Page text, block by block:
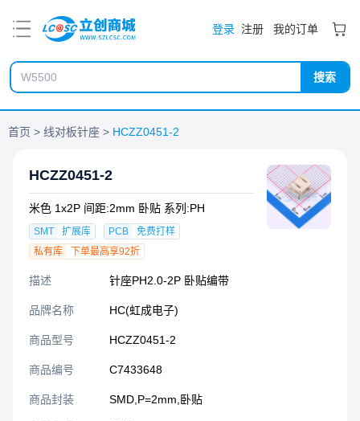
登录 注册 我的订单
搜索
首页 线对板针座 HCZZ0451-2
HCZZ0451-2
米色 1x2P 间距:2mm 卧贴 系列:PH
SMT 扩展库 PCB
免费打样
私有库
下单最高享92折
描述 针座PH2.0-2P 卧贴编带
品牌名称 HC(虹成电子)
商品型号 HCZZ0451-2
商品编号 C7433648
商品封装 SMD,P=2mm,卧贴​